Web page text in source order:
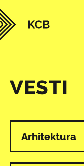
VESTI
Svi programi
Arhitektura